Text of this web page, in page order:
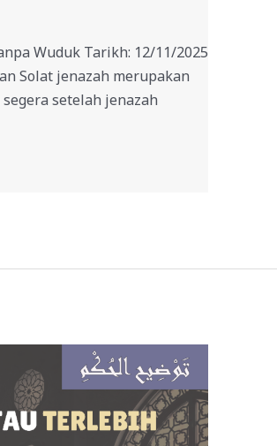
Wuduk Tarikh: 12/11/2025
Solat jenazah merupakan
setelah jenazah